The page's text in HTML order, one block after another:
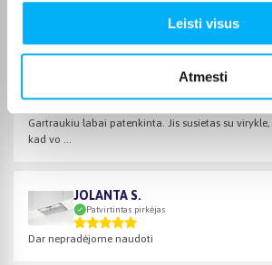
Leisti visus
Atmesti
Gartraukiu labai patenkinta. Jis susietas su
kad vo ...
JOLANTA S.
Patvirtintas pirkėjas
Dar nepradėjome naudoti